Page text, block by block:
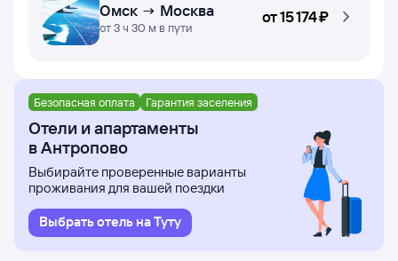
Омск → Москва
от 3 ч 30 м в пути
от15 ⁠174 ⁠₽
Безопасная оплата Гарантия заселения
Отели и апартаменты
в Антропово
Выбирайте проверенные варианты
проживания для вашей поездки
Выбрать отель на Туту